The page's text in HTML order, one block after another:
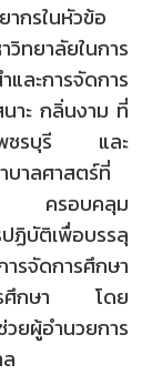
ากรในหัวข้อ
ทยาลัยในการ
ละการจัดการ
าะ กลิ่นงาม ที่
เพชรบุรี และ
บาลศาสตร์ที่
ง ครอบคลุม
บัติเพื่อบรรลุ
รจัดการศึกษา
ารศึกษา โดย
ยผู้อำนวยการ